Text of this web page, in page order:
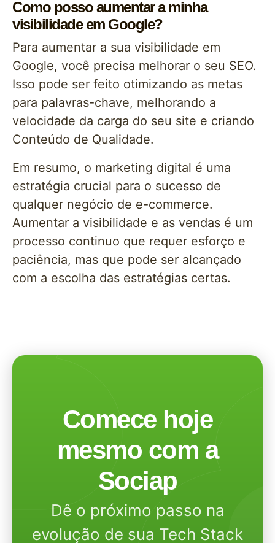
Como posso aumentar a minha
visibilidade em Google?
Para aumentar a sua visibilidade em
Google, você precisa melhorar o seu SEO.
Isso pode ser feito otimizando as metas
para palavras-chave, melhorando a
velocidade da carga do seu site e criando
Conteúdo de Qualidade.
Em resumo, o marketing digital é uma
estratégia crucial para o sucesso de
qualquer negócio de e-commerce.
Aumentar a visibilidade e as vendas é um
processo continuo que requer esforço e
paciência, mas que pode ser alcançado
com a escolha das estratégias certas.
Comece hoje
mesmo com a
Sociap
Dê o próximo passo na
evolução de sua Tech Stack